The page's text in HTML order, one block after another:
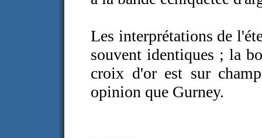
Les interprétations de
souvent identiques ; la
croix d'or est sur
opinion que Gurney.